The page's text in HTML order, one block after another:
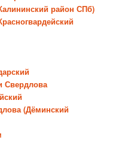
район СПб)
Свердлова
(Дёминский